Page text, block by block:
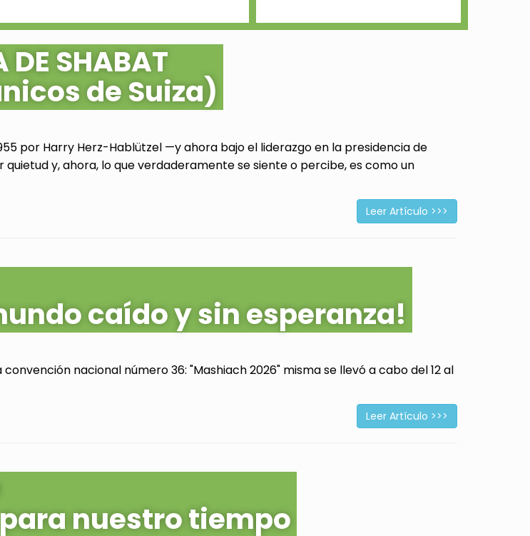
DE SHABAT
de Suiza)
por Harry Herz-Hablützel —y ahora bajo el liderazgo en la presidencia de
y, ahora, lo que verdaderamente se siente o percibe, es como un
Leer Artículo >>>
caído y sin esperanza!
nacional número 36: "Mashiach 2026" misma se llevó a cabo del 12 al
Leer Artículo >>>
nuestro tiempo